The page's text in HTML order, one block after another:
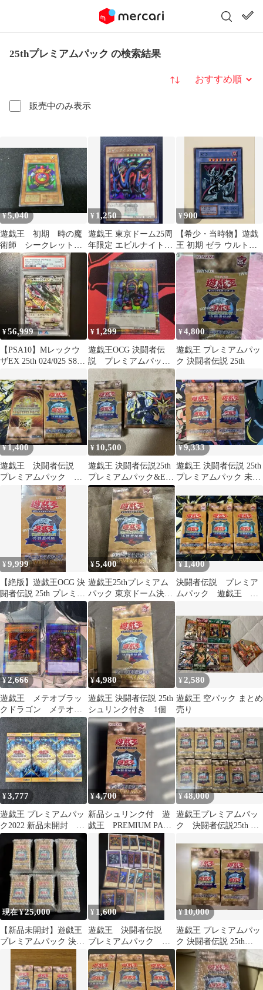
25thプレミアムパック の検索結果
販売中のみ表示
並び替え
¥5,040
遊戯王 初期 時の魔
術師 シークレット
プレミアムパック
¥ 1,250
遊戯王 東京ドーム25周
年限定 エビルナイトド
ラゴン復刻版シークレ
ットレア仕様
¥900
【希少・当時物】遊戯
王 初期 ゼラ ウルトラ
レア Replica 絶版
¥56,999
【PSA10】Mレックウ
ザEX 25th 024/025 S8a-
¥ 1,299
遊戯王OCG 決闘者伝
説 プレミアムパッ
ク クオシク 25th 千
年原人
¥4,800
遊戯王 プレミアムパッ
ク 決闘者伝説 25th
¥1,400
遊戯王 決闘者伝説
プレミアムパック リ
ミテッドパック
25th 未開封 セット
¥ 10,500
遊戯王 決闘者伝説25th
プレミアムパック&EX
復刻版 東京ドーム
¥9,333
遊戯王 決闘者伝説 25th
プレミアムパック 未開
2BOX
¥9,999
【絶版】遊戯王OCG 決
闘者伝説 25th プレミア
ムパック BOX【未開
封】
¥5,400
遊戯王25thプレミアム
パック 東京ドーム決闘
者伝説 1BOX シュリ
ンク付
¥1,400
決闘者伝説 プレミア
ムパック 遊戯王
開封 3パック
¥2,666
遊戯王 メテオブラッ
クドラゴン メテオド
ラゴン 25th クオシ
ク 決闘者伝説
¥4,980
遊戯王 決闘者伝説 25th
シュリンク付き 1個
¥ 2,580
遊戯王 空パック まとめ
売り
¥3,777
遊戯王 プレミアムパッ
ク2022 新品未開封 シ
ュリンク付き ⑥
¥4,700
新品シュリンク付 遊
戯王 PREMIUM PACK
-決闘者伝説
¥48,000
遊戯王プレミアムパッ
ク 決闘者伝説25th 東
付 10box
現在 ¥25,000
【新品未開封】遊戯王
プレミアムパック 決闘
者伝説25th 6box
¥ 1,600
遊戯王 決闘者伝説
プレミアムパック シ
ク ウルトラ 25枚 ま
とめ 復刻
¥10,000
遊戯王 プレミアムパッ
ク 決闘者伝説 25th
2BOXセット